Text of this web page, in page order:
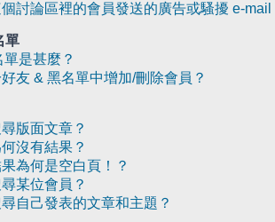
討論區裡的會員發送的廣告或騷擾 e-mail
單
是甚麼？
友 & 黑名單中增加/刪除會員？
版面文章？
沒有結果？
為何是空白頁！？
某位會員？
自己發表的文章和主題？